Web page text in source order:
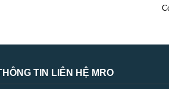
TIN LIÊN HỆ MRO